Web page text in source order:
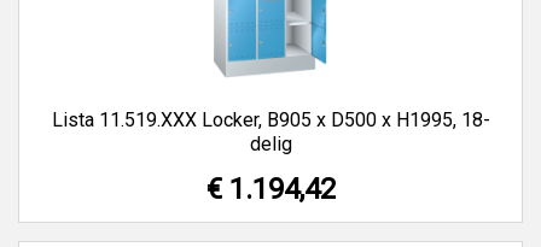
Lista 11.519.XXX Locker, B905 x D500 x H1995, 18-
delig
€ 1.194,42